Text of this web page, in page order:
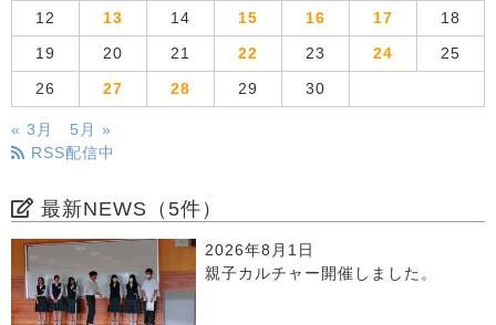
12 13 14 15 16 17 18
19 20 21 22 23 24 25
26 27 28 29 30
« 3月
5月 »
RSS配信中
最新NEWS（5件）
2026年8月1日
親子カルチャー開催しました。